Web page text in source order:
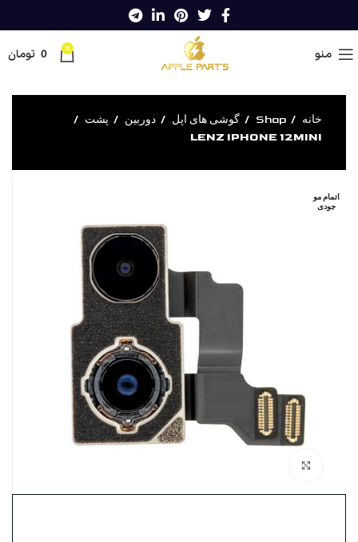
منو 0
0 تومان
خانه Shop گوشی های اپل دوربین
پشت
LENZ IPHONE 12MINI
اتمام مو
جودی